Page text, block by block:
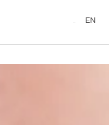
EN